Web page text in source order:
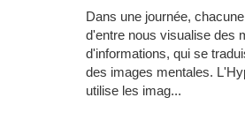
Dans une journée,
d'entre nous visualise des
d'informations, qui se
des images mentales.
utilise les imag...